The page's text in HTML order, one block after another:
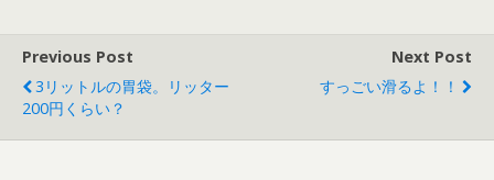
Previous Post
3リットルの胃袋。リッター
200円くらい？
Next Post
すっごい滑るよ！！